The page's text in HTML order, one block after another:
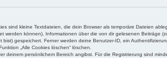
sind kleine Textdateien, die dein Browser als temporäre Dateien
können), Informationen über die von dir gelesenen Beiträge
gespeichert. Ferner werden deine Benutzer-ID, ein
„Alle Cookies löschen“ löschen.
deinem persönlichem Bereich angibst. Für die Registrierung sind